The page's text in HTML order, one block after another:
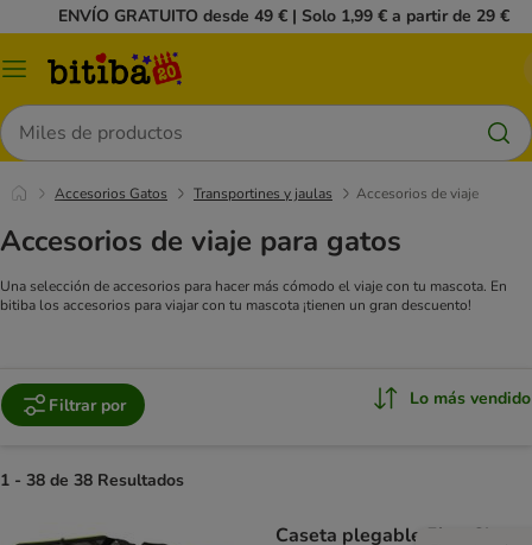
ENVÍO GRATUITO desde 49 € | Solo 1,99 € a partir de 29 €
Menú
Buscar
Accesorios Gatos Transportines y jaulas Accesorios de viaje
Accesorios de viaje para gatos
Una selección de accesorios para hacer más cómodo el viaje con tu mascota. En
bitiba los accesorios para viajar con tu mascota ¡tienen un gran descuento!
Filtrar por Lo más vendido
1 - 38 de 38 Resultados
Caseta plegable First Class